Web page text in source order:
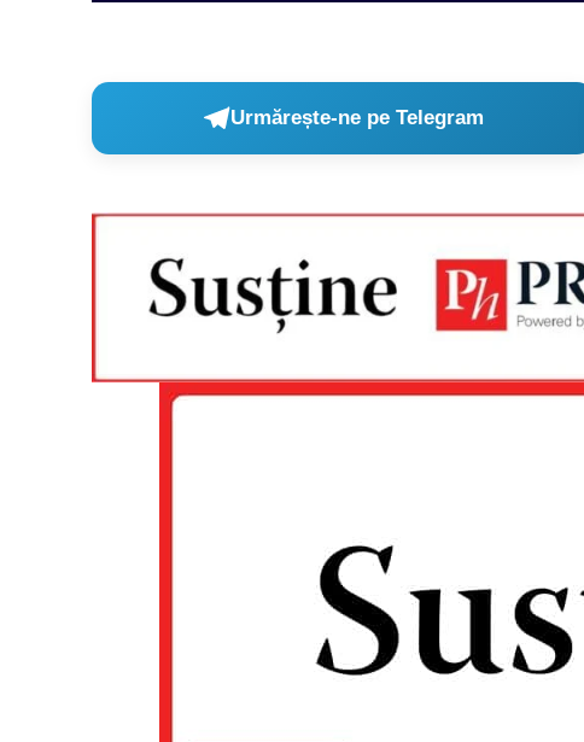
ROMÂNIA
Urmărește-ne pe Telegram